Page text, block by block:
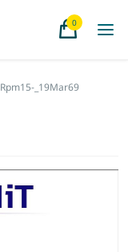
0
Rpm15-_19Mar69